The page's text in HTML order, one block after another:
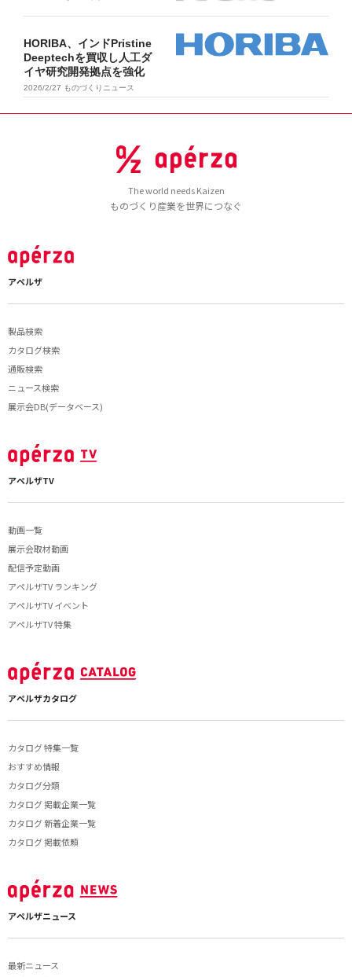
HORIBA、インドPristine
Deeptechを買収し人工ダ
イヤ研究開発拠点を強化
2026/2/27 ものづくりニュース
The world needs Kaizen
ものづくり産業を世界につなぐ
アペルザ
製品検索
カタログ検索
通販検索
ニュース検索
展示会DB(データベース)
アペルザTV
動画一覧
展示会取材動画
配信予定動画
アペルザTV ランキング
アペルザTV イベント
アペルザTV 特集
アペルザカタログ
カタログ 特集一覧
おすすめ情報
カタログ分類
カタログ 掲載企業一覧
カタログ 新着企業一覧
カタログ 掲載依頼
アペルザニュース
最新ニュース